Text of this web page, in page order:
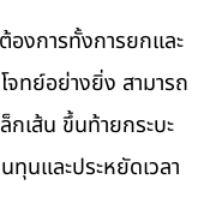
องการทั้งการยกและ
จทย์อย่างยิ่ง สามารถ
เส้น ขึ้นท้ายกระบะ
นและประหยัดเวลา